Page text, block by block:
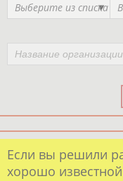
Выберите из списка
Если вы решили
хорошо